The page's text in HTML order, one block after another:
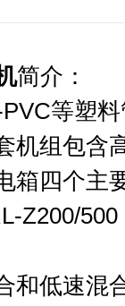
简介：
等塑料
机组包含
箱四个主
500
低速混